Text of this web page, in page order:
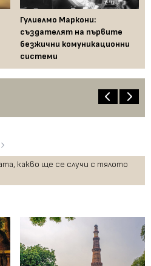
Гулиелмо Маркони:
създателят на първите
безжични комуникационни
системи
какво ще се случи с тялото